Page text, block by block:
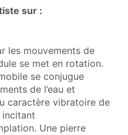
sur :
les mouvements de
se met en rotation.
se conjugue
de l’eau et
caractère vibratoire de
incitant
Une pierre